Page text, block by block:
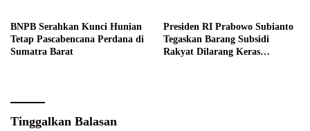
BNPB Serahkan Kunci Hunian
Tetap Pascabencana Perdana di
Sumatra Barat
Presiden RI Prabowo Subianto
Tegaskan Barang Subsidi
Rakyat Dilarang Keras
Tinggalkan Balasan